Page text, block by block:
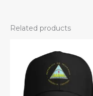
Related products